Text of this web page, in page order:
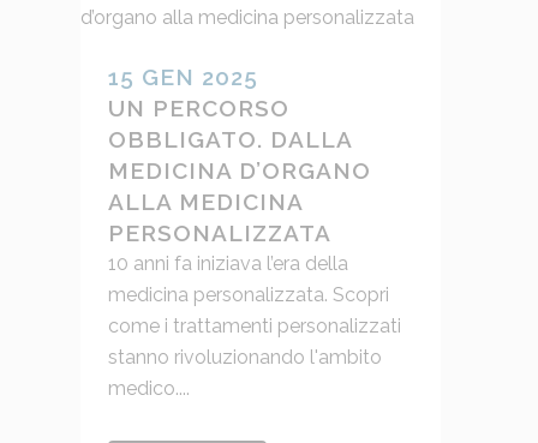
15 GEN 2025
UN PERCORSO
OBBLIGATO. DALLA
MEDICINA D’ORGANO
ALLA MEDICINA
PERSONALIZZATA
10 anni fa iniziava l’era della
medicina personalizzata. Scopri
come i trattamenti personalizzati
stanno rivoluzionando l'ambito
medico....